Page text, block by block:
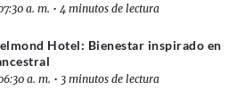
a. m. • 4 minutos de lectura
Hotel: Bienestar inspirado en
a. m. • 3 minutos de lectura